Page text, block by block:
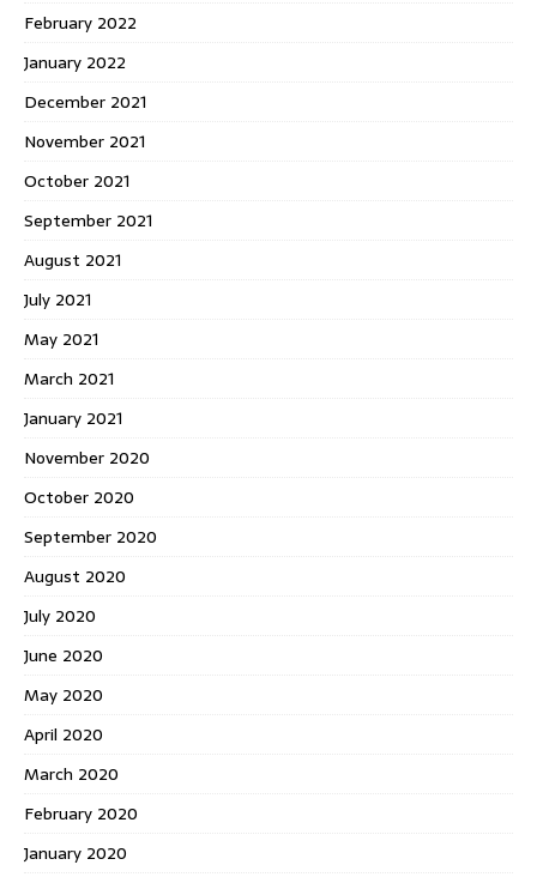
February 2022
January 2022
December 2021
November 2021
October 2021
September 2021
August 2021
July 2021
May 2021
March 2021
January 2021
November 2020
October 2020
September 2020
August 2020
July 2020
June 2020
May 2020
April 2020
March 2020
February 2020
January 2020